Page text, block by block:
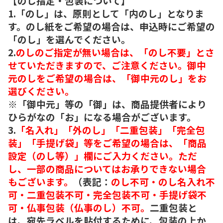
1.「のし」は、原則として「内のし」となりま
す。のし紙をご希望の場合は、申込時にご希望の
「のし」を選んでください。
2.のしのご指定が無い場合は、「のし不要」とさ
せていただきますので、ご注意ください。御中
元のしをご希望の場合は、「御中元のし」をお
選びください。
※「御中元」等の「御」は、商品提供者により
ひらがなの「お」になる場合がございます。
3. 「名入れ」「外のし」「二重包装」「完全包
装」「手提げ袋」等をご希望の場合は、「商品
設定（のし等）」欄にご入力ください。ただ
し、一部の商品についてはお承りできない場合
もございます。
（表記： のし不可・のし名入れ不
可・二重包装不可・完全包装不可・手提げ袋不
可・仏事包装（仏事のし）不可。 二重包装と
は、宛先ラベルを貼付するために、包装の上か